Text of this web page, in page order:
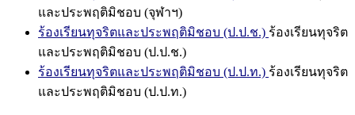
และประพฤติมิชอบ (จุฬาฯ)
ร้องเรียนทุจริตและประพฤติมิชอบ (ป.ป.ช.) ร้องเรียนทุจริต
และประพฤติมิชอบ (ป.ป.ช.)
ร้องเรียนทุจริตและประพฤติมิชอบ (ป.ป.ท.) ร้องเรียนทุจริต
และประพฤติมิชอบ (ป.ป.ท.)